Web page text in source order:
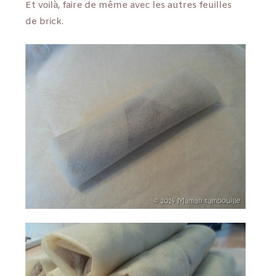
Et voilà, faire de même avec les autres feuilles
de brick.